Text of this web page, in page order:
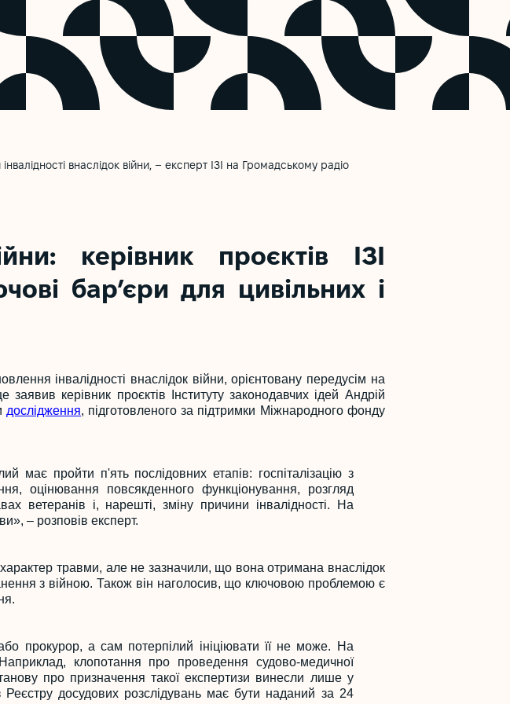
внаслідок війни, – експерт ІЗІ на Громадському радіо
керівник проєктів ІЗІ
бар’єри для цивільних і
інвалідності внаслідок війни, орієнтовану передусім на
керівник проєктів Інституту законодавчих ідей Андрій
дослідження, підготовленого за підтримки Міжнародного фонду
має пройти п'ять послідовних етапів: госпіталізацію з
оцінювання повсякденного функціонування, розгляд
ветеранів і, нарешті, зміну причини інвалідності. На
– розповів експерт.
травми, але не зазначили, що вона отримана внаслідок
з війною. Також він наголосив, що ключовою проблемою є
прокурор, а сам потерпілий ініціювати її не може. На
клопотання про проведення судово-медичної
про призначення такої експертизи винесли лише у
досудових розслідувань має бути наданий за 24